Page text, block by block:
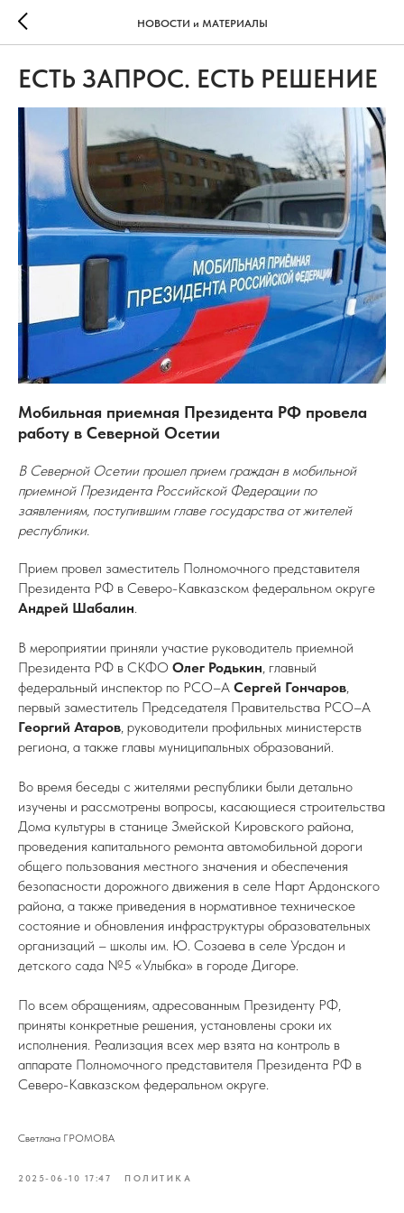
НОВОСТИ и МАТЕРИАЛЫ
ЕСТЬ ЗАПРОС. ЕСТЬ РЕШЕНИЕ
Мобильная приемная Президента РФ провела
работу в Северной Осетии
В Северной Осетии прошел прием граждан в мобильной
приемной Президента Российской Федерации по
заявлениям, поступившим главе государства от жителей
республики.
Прием провел заместитель Полномочного представителя
Президента РФ в Северо-Кавказском федеральном округе
Андрей Шабалин.
В мероприятии приняли участие руководитель приемной
Президента РФ в СКФО Олег Родькин, главный
федеральный инспектор по РСО–А Сергей Гончаров,
первый заместитель Председателя Правительства РСО–А
Георгий Атаров, руководители профильных министерств
региона, а также главы муниципальных образований.
Во время беседы с жителями республики были детально
изучены и рассмотрены вопросы, касающиеся строительства
Дома культуры в станице Змейской Кировского района,
проведения капитального ремонта автомобильной дороги
общего пользования местного значения и обеспечения
безопасности дорожного движения в селе Нарт Ардонского
района, а также приведения в нормативное техническое
состояние и обновления инфраструктуры образовательных
организаций – школы им. Ю. Созаева в селе Урсдон и
детского сада №5 «Улыбка» в городе Дигоре.
По всем обращениям, адресованным Президенту РФ,
приняты конкретные решения, установлены сроки их
исполнения. Реализация всех мер взята на контроль в
аппарате Полномочного представителя Президента РФ в
Северо-Кавказском федеральном округе.
Светлана ГРОМОВА
2025-06-10 17:47 ПОЛИТИКА